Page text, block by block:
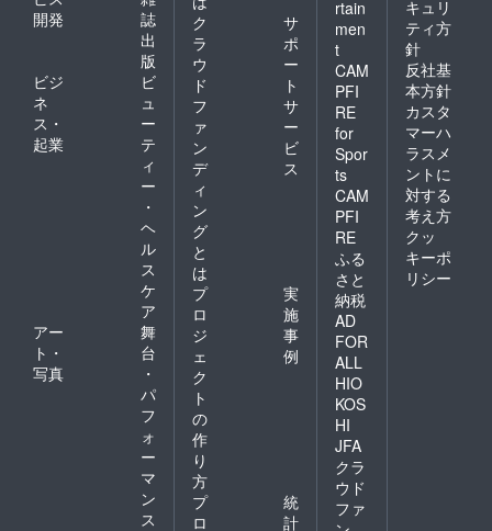
開発
誌
出
版
ビジ
ネ
ス・
起業
ビ
ュ
ー
テ
ィ
ー
・
ヘ
ル
ス
ケ
ア
アー
ト・
写真
舞
台
・
パ
フ
ォ
ー
マ
ン
ス
ク
ラ
ウ
ド
フ
ァ
ン
デ
ィ
ン
グ
と
は
サ
ポ
ー
ト
サ
ー
ビ
ス
プ
ロ
ジ
ェ
ク
ト
の
作
り
方
実
施
事
例
プ
ロ
統
計
rtain
men
t
CAM
PFI
RE
for
Spor
ts
CAM
PFI
RE
ふる
さと
納税
AD
FOR
ALL
HIO
KOS
HI
JFA
クラ
ウド
ファ
キュリ
ティ方
針
反社基
本方針
カスタ
マーハ
ラスメ
ントに
対する
考え方
クッ
キーポ
リシー